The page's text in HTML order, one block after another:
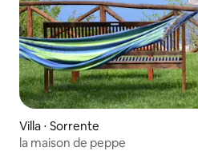
Villa ⋅ Sorrente
la maison de peppe